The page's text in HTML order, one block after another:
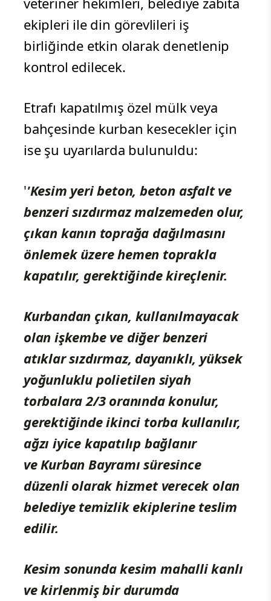
ekipleri ile din görevlileri iş
birliğinde etkin olarak denetlenip
kontrol edilecek.
Etrafı kapatılmış özel mülk veya
bahçesinde kurban kesecekler için
ise şu uyarılarda bulunuldu:
''Kesim yeri beton, beton asfalt ve
benzeri sızdırmaz malzemeden olur,
çıkan kanın toprağa dağılmasını
önlemek üzere hemen toprakla
kapatılır, gerektiğinde kireçlenir.
Kurbandan çıkan, kullanılmayacak
olan işkembe ve diğer benzeri
atıklar sızdırmaz, dayanıklı, yüksek
yoğunluklu polietilen siyah
torbalara 2/3 oranında konulur,
gerektiğinde ikinci torba kullanılır,
ağzı iyice kapatılıp bağlanır
ve Kurban Bayramı süresince
düzenli olarak hizmet verecek olan
belediye temizlik ekiplerine teslim
edilir.
Kesim sonunda kesim mahalli kanlı
ve kirlenmiş bir durumda